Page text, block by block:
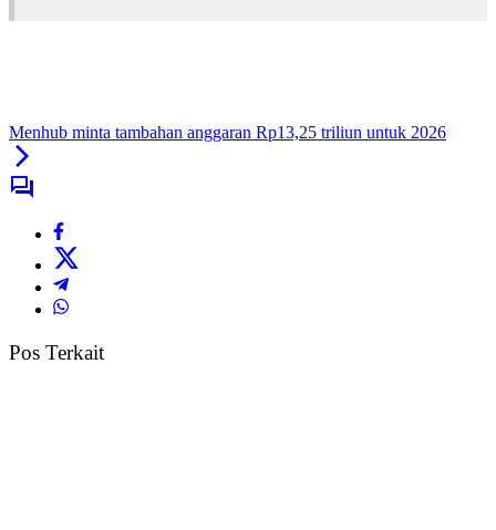
Menhub minta tambahan anggaran Rp13,25 triliun untuk 2026
Pos Terkait